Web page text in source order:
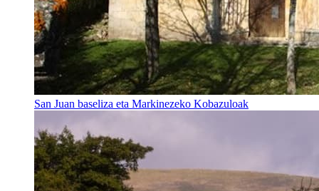
San Juan baseliza eta Markinezeko Kobazuloak